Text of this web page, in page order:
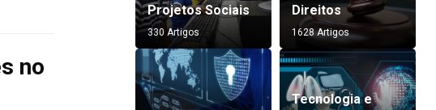
no
Projetos Sociais
330 Artigos
Direitos
1628 Artigos
Tecnologia e